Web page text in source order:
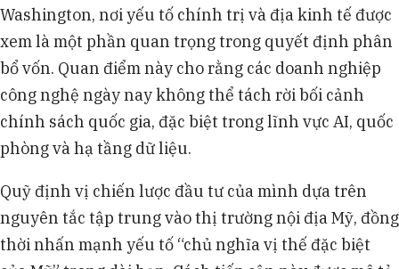
Washington, nơi yếu tố chính trị và địa kinh tế được
xem là một phần quan trọng trong quyết định phân
bổ vốn. Quan điểm này cho rằng các doanh nghiệp
công nghệ ngày nay không thể tách rời bối cảnh
chính sách quốc gia, đặc biệt trong lĩnh vực AI, quốc
phòng và hạ tầng dữ liệu.
Quỹ định vị chiến lược đầu tư của mình dựa trên
nguyên tắc tập trung vào thị trường nội địa Mỹ, đồng
thời nhấn mạnh yếu tố “chủ nghĩa vị thế đặc biệt